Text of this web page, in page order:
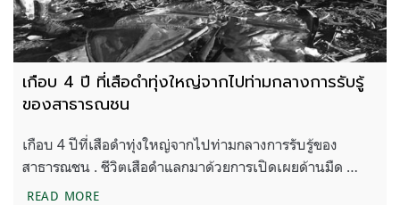
เกือบ 4 ปี ที่เสือดำทุ่งใหญ่จากไปท่ามกลางการรับรู้
ของสาธารณชน
เกือบ 4 ปีที่เสือดำทุ่งใหญ่จากไปท่ามกลางการรับรู้ของ
สาธารณชน . ชีวิตเสือดำแลกมาด้วยการเปิดเผยด้านมืด …
READ MOREเกือบ 4 ปี ที่เสือดำทุ่งใหญ่จากไปท่ามกลางการรับรู้ข